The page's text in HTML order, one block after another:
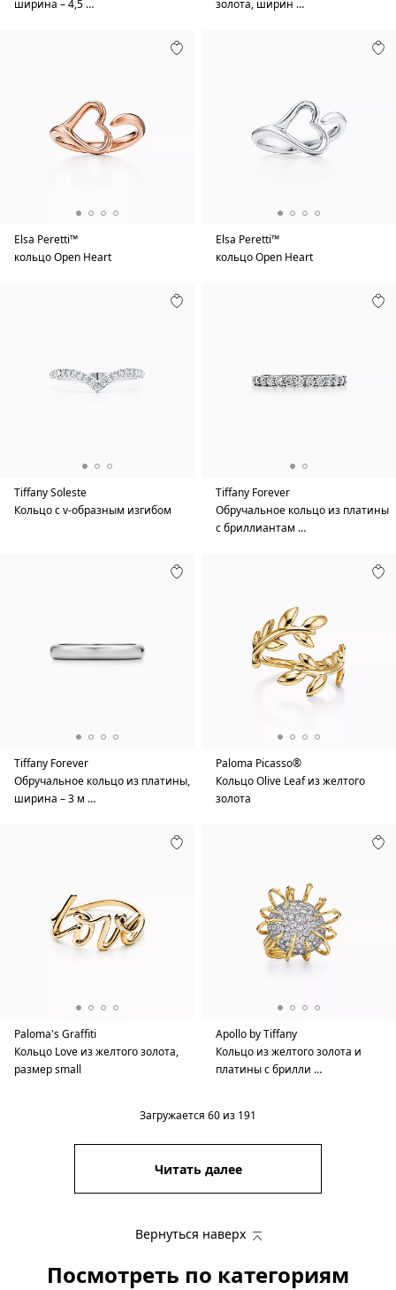
ширина – 4,5 … золота, ширин …
Elsa Peretti™
кольцо Open Heart
Elsa Peretti™
кольцо Open Heart
Tiffany Soleste
Кольцо с v-образным изгибом
Tiffany Forever
Обручальное кольцо из платины
с бриллиантам …
Tiffany Forever
Обручальное кольцо из платины,
ширина – 3 м …
Paloma Picasso®
Кольцо Olive Leaf из желтого
золота
Paloma's Graffiti
Кольцо Love из желтого золота,
размер small
Apollo by Tiffany
Кольцо из желтого золота и
платины с брилли …
Загружается 60 из 191
Читать далее
Вернуться наверх
Посмотреть по категориям